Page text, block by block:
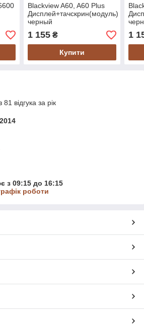
Blackview A60, A60 Plus
Дисплей+тачскрин(модуль)
черный
1 155₴
Купити
1
відгука за рік
з 09:15 до 16:15
роботи